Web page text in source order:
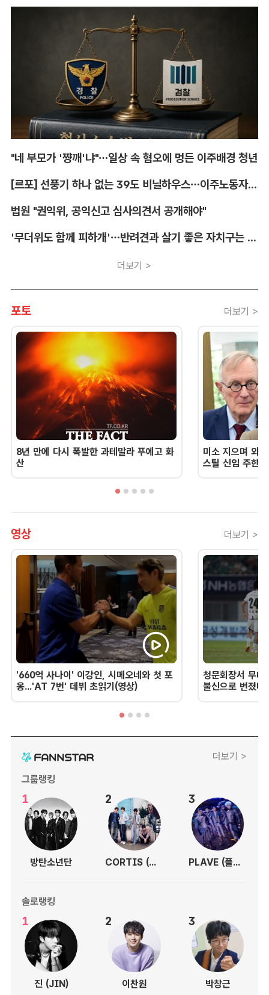
"네 부모가 '쨩깨'냐"…일상 속 혐오에 멍든 이주배경 청년
[르포] 선풍기 하나 없는 39도 비닐하우스…이주노동자의 '악몽같은 폭염'
법원 "권익위, 공익신고 심사의견서 공개해야"
'무더위도 함께 피하개'…반려견과 살기 좋은 자치구는 어디
더보기 >
포토 더보기 >
8년 만에 다시 폭발한 과테말라 푸에고 화
산
미소 지으며 외
스틸 신임 주한
영상 더보기 >
'660억 사나이' 이강인, 시메오네와 첫 포
옹...'AT 7번' 데뷔 초읽기(영상)
청문회장서 무너
불신으로 번졌
더보기 >
그룹랭킹
1
방탄소년단
2
CORTIS (코르티스)
3
PLAVE (플레이브)
솔로랭킹
1
진 (JIN)
2
이찬원
3
박창근